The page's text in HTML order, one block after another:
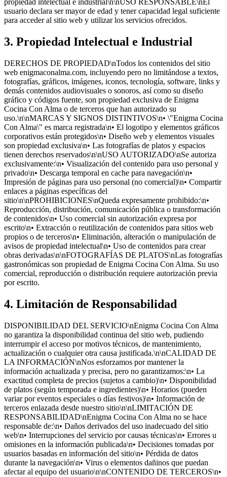
propiedad intelectual e industrial\n\nUSO RESPONSABLE\nEl
usuario declara ser mayor de edad y tener capacidad legal suficiente
para acceder al sitio web y utilizar los servicios ofrecidos.
3. Propiedad Intelectual e Industrial
DERECHOS DE PROPIEDAD\nTodos los contenidos del sitio
web enigmaconalma.com, incluyendo pero no limitándose a textos,
fotografías, gráficos, imágenes, iconos, tecnología, software, links y
demás contenidos audiovisuales o sonoros, así como su diseño
gráfico y códigos fuente, son propiedad exclusiva de Enigma
Cocina Con Alma o de terceros que han autorizado su
uso.\n\nMARCAS Y SIGNOS DISTINTIVOS\n• \"Enigma Cocina
Con Alma\" es marca registrada\n• El logotipo y elementos gráficos
corporativos están protegidos\n• Diseño web y elementos visuales
son propiedad exclusiva\n• Las fotografías de platos y espacios
tienen derechos reservados\n\nUSO AUTORIZADO\nSe autoriza
exclusivamente:\n• Visualización del contenido para uso personal y
privado\n• Descarga temporal en cache para navegación\n•
Impresión de páginas para uso personal (no comercial)\n• Compartir
enlaces a páginas específicas del
sitio\n\nPROHIBICIONES\nQueda expresamente prohibido:\n•
Reproducción, distribución, comunicación pública o transformación
de contenidos\n• Uso comercial sin autorización expresa por
escrito\n• Extracción o reutilización de contenidos para sitios web
propios o de terceros\n• Eliminación, alteración o manipulación de
avisos de propiedad intelectual\n• Uso de contenidos para crear
obras derivadas\n\nFOTOGRAFÍAS DE PLATOS\nLas fotografías
gastronómicas son propiedad de Enigma Cocina Con Alma. Su uso
comercial, reproducción o distribución requiere autorización previa
por escrito.
4. Limitación de Responsabilidad
DISPONIBILIDAD DEL SERVICIO\nEnigma Cocina Con Alma
no garantiza la disponibilidad continua del sitio web, pudiendo
interrumpir el acceso por motivos técnicos, de mantenimiento,
actualización o cualquier otra causa justificada.\n\nCALIDAD DE
LA INFORMACIÓN\nNos esforzamos por mantener la
información actualizada y precisa, pero no garantizamos:\n• La
exactitud completa de precios (sujetos a cambio)\n• Disponibilidad
de platos (según temporada e ingredientes)\n• Horarios (pueden
variar por eventos especiales o días festivos)\n• Información de
terceros enlazada desde nuestro sitio\n\nLIMITACIÓN DE
RESPONSABILIDAD\nEnigma Cocina Con Alma no se hace
responsable de:\n• Daños derivados del uso inadecuado del sitio
web\n• Interrupciones del servicio por causas técnicas\n• Errores u
omisiones en la información publicada\n• Decisiones tomadas por
usuarios basadas en información del sitio\n• Pérdida de datos
durante la navegación\n• Virus o elementos dañinos que puedan
afectar al equipo del usuario\n\nCONTENIDO DE TERCEROS\n•